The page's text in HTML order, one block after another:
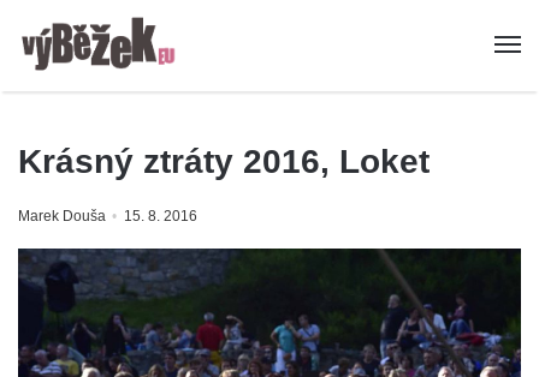
Krásný ztráty 2016, Loket
Marek Douša 15. 8. 2016